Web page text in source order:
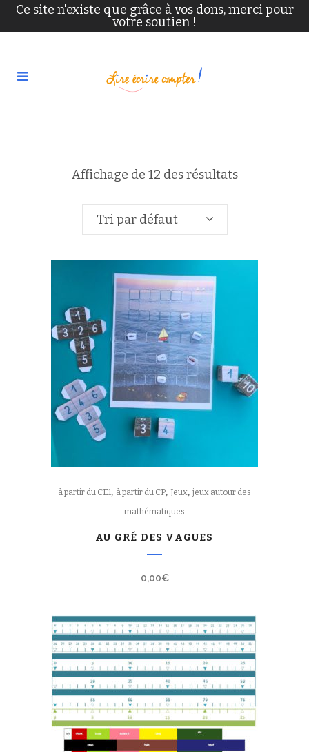
Ce site n'existe que grâce à vos dons, merci pour
votre soutien !
Affichage de 12 des résultats
Tri par défaut
à partir du CE1, à partir du CP, Jeux, jeux autour des
mathématiques
AU GRÉ DES VAGUES
0,00€